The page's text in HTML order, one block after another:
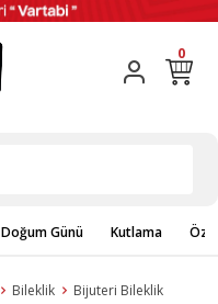
0
Doğum Günü Kutlama
Bileklik Bijuteri Bileklik